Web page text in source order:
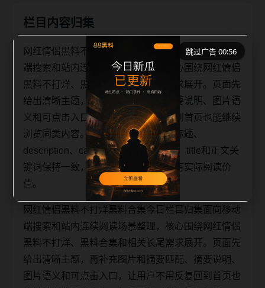
栏目内容归集
网红情侣黑料不打烊黑料合集今日栏目归集面向移动
端搜索和站内连续阅读场景整理，核心围绕网红情侣
黑料不打烊、黑料合集和相关长尾需求展开。页面先
给出清晰主题，再补充栏目承接、摘要说明、图片语
义和可点击入口，让用户不用反复回到首页也能继续
浏览同类内容。每日更新时优先保证标题、
description、canonical、主题图、alt、title和正文关
键词保持一致，避免只替换词语而没有实际阅读价
值。
网红情侣黑料不打烊黑料合集今日栏目归集面向移动
端搜索和站内连续阅读场景整理，核心围绕网红情侣
黑料不打烊、黑料合集和相关长尾需求展开。页面先
给出清晰主题，再补充图片和摘要匹配、摘要说明、
图片语义和可点击入口，让用户不用反复回到首页也
跳过广告 00:56